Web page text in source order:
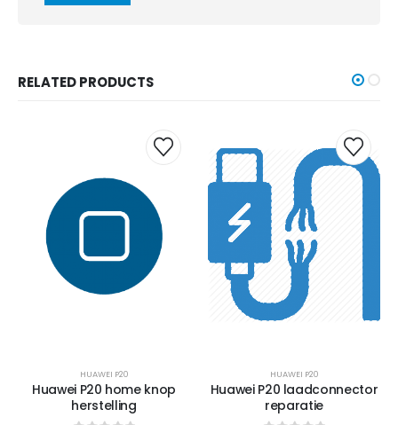
RELATED PRODUCTS
HUAWEI P20
Huawei P20 home knop
herstelling
HUAWEI P20
Huawei P20 laadconnector
reparatie